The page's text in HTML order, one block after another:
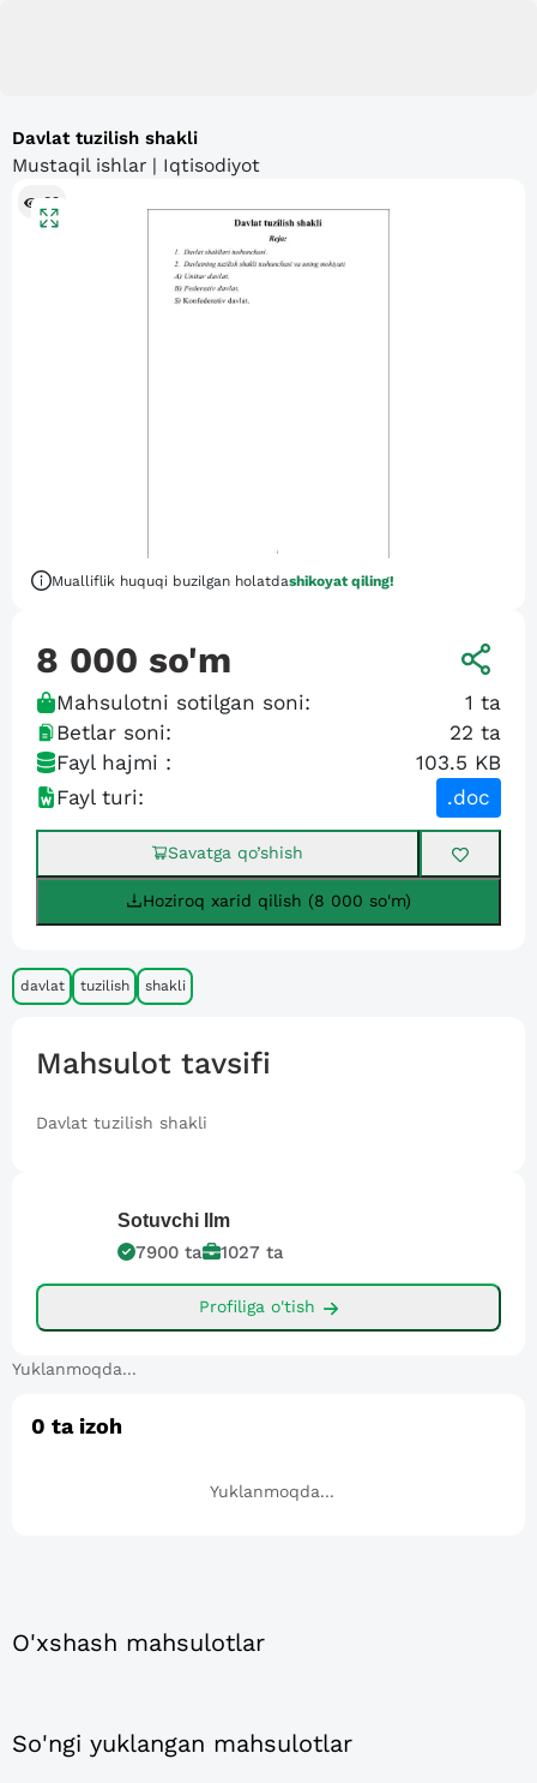
Davlat tuzilish shakli
Mustaqil ishlar | Iqtisodiyot
89
Mualliflik huquqi buzilgan holatdashikoyat qiling!
8 000 so'm
Mahsulotni sotilgan soni: 1 ta
Betlar soni:
22 ta
Fayl hajmi :
103.5 KB
Fayl turi:
.doc
Savatga qo’shish
Hoziroq xarid qilish (8 000 so'm)
davlat tuzilish shakli
Mahsulot tavsifi
Davlat tuzilish shakli
Sotuvchi Ilm
7900 ta 1027 ta
Profiliga o'tish
Yuklanmoqda...
0 ta izoh
Yuklanmoqda...
O'xshash mahsulotlar
So'ngi yuklangan mahsulotlar